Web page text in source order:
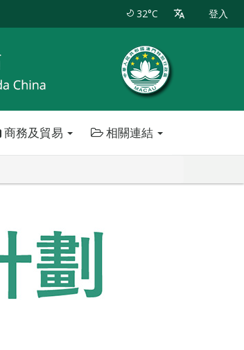
32°C 登入
商務及貿易 相關連結